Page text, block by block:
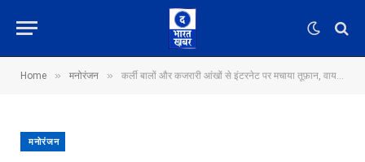
Home » मनोरंजन » कर्ली बालों और कजरारी आंखों से इंटरनेट पर मचाया तूफ़ान, वायरल हुआ वीडियो
मनोरंजन